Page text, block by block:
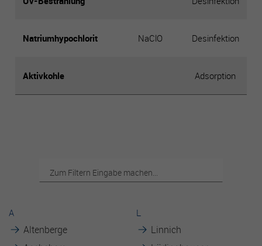
Natriumhypochlorit NaClO Desinfektion
Aktivkohle Adsorption
A
Altenberge
L
Linnich
Es besteht insbesondere das Risiko, dass Ihre Daten durch